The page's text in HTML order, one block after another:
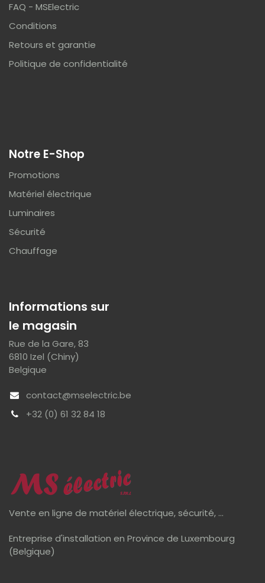
Informations sur
le magasin
Rue de la Gare, 83
6810 Izel (Chiny)
Belgique
contact@mselectric.be
+32 (0) 61 32 84 18
FAQ - MSElectric
Conditions
Retours et garantie
Politique de confidentialité
Vente en ligne de matériel électrique, sécurité, ...
Entreprise d'installation en Province de Luxembourg
(Belgique)
Notre E-Shop
Promotions
Matériel électrique
Luminaires
Sécurité
Chauffage